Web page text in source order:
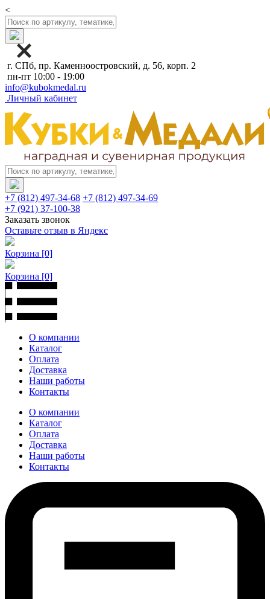
<
г. СПб, пр. Каменноостровский, д. 56, корп. 2
пн-пт 10:00 - 19:00
info@kubokmedal.ru
Личный кабинет
+7 (812) 497-34-68 +7 (812) 497-34-69
+7 (921) 37-100-38
Заказать звонок
Оставьте отзыв в Яндекс
Корзина [0]
Корзина [0]
О компании
Каталог
Оплата
Доставка
Наши работы
Контакты
О компании
Каталог
Оплата
Доставка
Наши работы
Контакты